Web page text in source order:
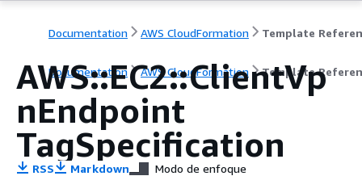
Documentation AWS CloudFormation Template
Documentation AWS CloudFormation Template
AWS::EC2::ClientVp
nEndpoint
TagSpecification
RSS Markdown Modo de enfoque